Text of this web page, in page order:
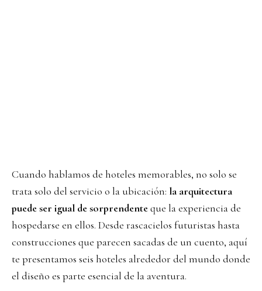
Cuando hablamos de hoteles memorables, no solo se
trata solo del servicio o la ubicación: la arquitectura
puede ser igual de sorprendenteque la experiencia de
hospedarse en ellos. Desde rascacielos futuristas hasta
construcciones que parecen sacadas de un cuento, aquí
te presentamos seis hoteles alrededor del mundo donde
el diseño es parte esencial de la aventura.